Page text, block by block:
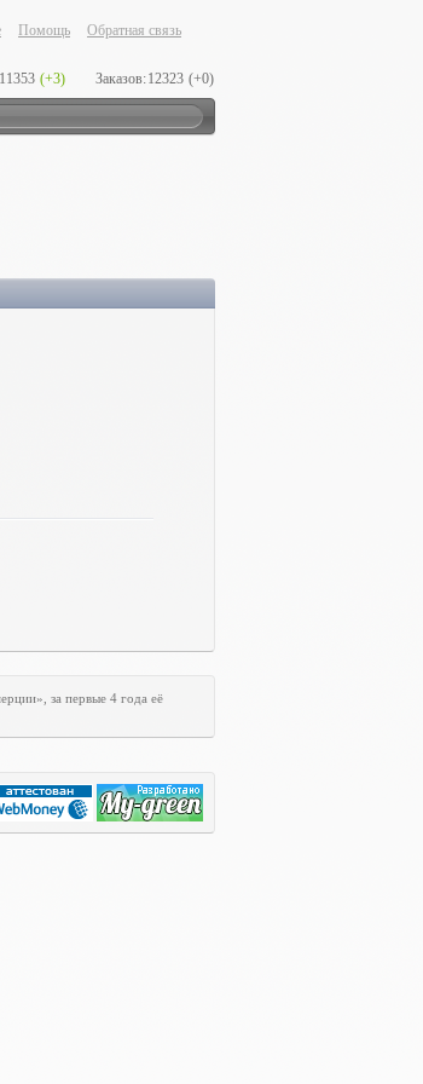
Помощь Обратная связь
11353 (+3) Заказов:12323 (+0)
за первые 4 года её